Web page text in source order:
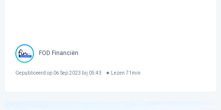
FOD Financiën
Gepubliceerd op 06 Sep 2023 bij 05:43 Lezen 71 min